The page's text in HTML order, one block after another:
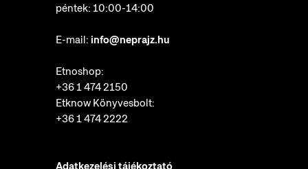
péntek: 10:00-14:00
E-mail: info@neprajz.hu
Etnoshop:
+36 1 474 2150
Etknow Könyvesbolt:
+36 1 474 2222
Adatkezelési tájékoztató